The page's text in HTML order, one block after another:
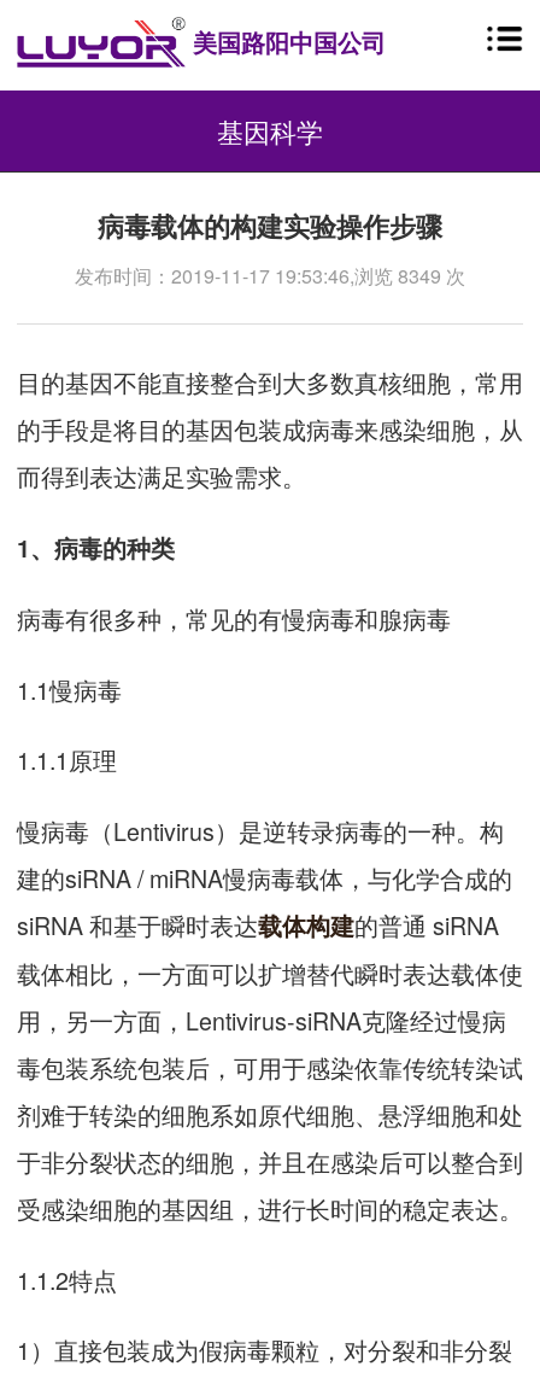
美国路阳中国公司
基因科学
病毒载体的构建实验操作步骤
发布时间：2019-11-17 19:53:46,浏览 8349 次
目的基因不能直接整合到大多数真核细胞，常用
的手段是将目的基因包装成病毒来感染细胞，从
而得到表达满足实验需求。
1、病毒的种类
病毒有很多种，常见的有慢病毒和腺病毒
1.1慢病毒
1.1.1原理
慢病毒（Lentivirus）是逆转录病毒的一种。构
建的siRNA / miRNA慢病毒载体，与化学合成的
siRNA 和基于瞬时表达载体构建的普通 siRNA
载体相比，一方面可以扩增替代瞬时表达载体使
用，另一方面，Lentivirus-siRNA克隆经过慢病
毒包装系统包装后，可用于感染依靠传统转染试
剂难于转染的细胞系如原代细胞、悬浮细胞和处
于非分裂状态的细胞，并且在感染后可以整合到
受感染细胞的基因组，进行长时间的稳定表达。
1.1.2特点
1）直接包装成为假病毒颗粒，对分裂和非分裂